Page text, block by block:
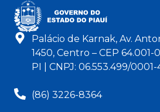
Palácio de Karnak, Av.
1450, Centro – CEP 64.001-
PI | CNPJ: 06.553.499/0001-
(86) 3226-8364